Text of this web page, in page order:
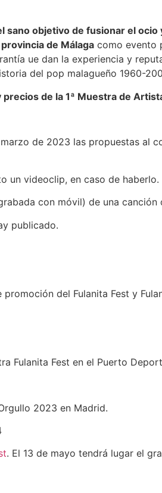
sano objetivo de fusionar el
de Málaga como evento
ue dan la experiencia y
del pop malagueño 1960-
de la 1ª Muestra de
de 2023 las propuestas al
un videoclip, en caso de haberlo.
con móvil) de una
publicado.
del Fulanita Fest y
Fulanita Fest en el Puerto
2023 en Madrid.
. El 13 de mayo tendrá lugar el